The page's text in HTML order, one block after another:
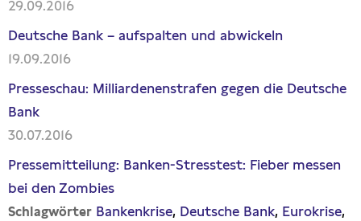
29.09.2016
Deutsche Bank – aufspalten und abwickeln
19.09.2016
Presseschau: Milliardenenstrafen gegen die Deutsche
Bank
30.07.2016
Pressemitteilung: Banken-Stresstest: Fieber messen
bei den Zombies
Schlagwörter Bankenkrise Deutsche Bank Eurokrise